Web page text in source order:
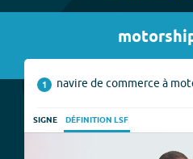
1 navire de commerce à
SIGNE DÉFINITION LSF